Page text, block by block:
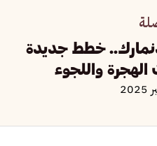
خطط جديدة
واللجوء